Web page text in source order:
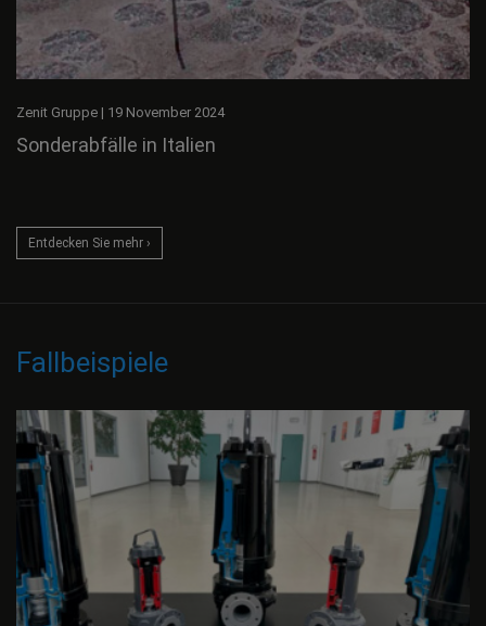
Zenit Gruppe | 19 November 2024
Sonderabfälle in Italien
Entdecken Sie mehr ›
Fallbeispiele